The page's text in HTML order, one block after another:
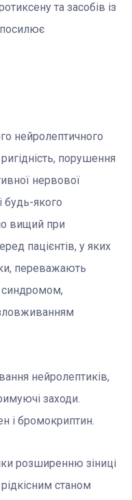
та засобів із
посилює
нейролептичного
порушення
нервової
будь-якого
вищий при
пацієнтів, у яких
переважають
синдромом,
нейролептиків,
заходи.
і бромокриптин.
розширенню зіниці
станом